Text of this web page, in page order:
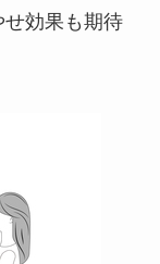
せ効果も期待